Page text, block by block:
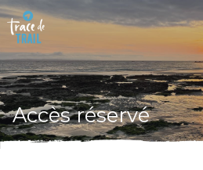
Accès réservé